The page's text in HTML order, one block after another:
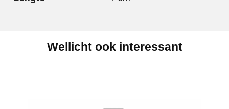
Wellicht ook interessant